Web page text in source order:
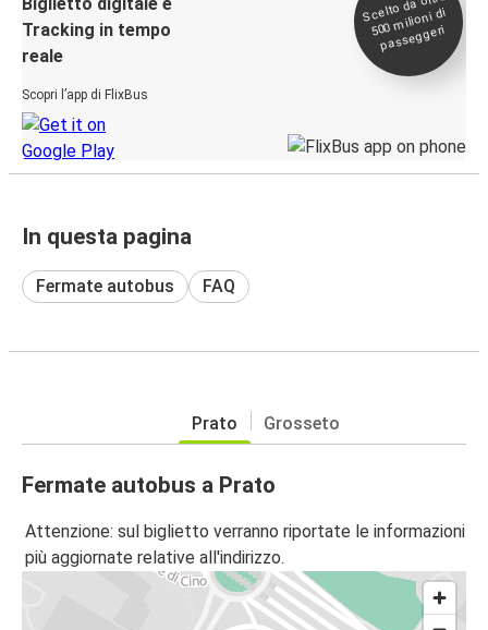
Tracking in tempo
reale
Scopri l’app di FlixBus
milioni di
passeggeri
In questa pagina
Fermate autobus FAQ
Prato Grosseto
Fermate autobus a Prato
Attenzione: sul biglietto verranno riportate le informazioni
più aggiornate relative all'indirizzo.